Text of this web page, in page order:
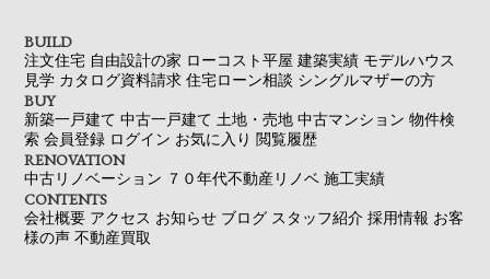
BUILD
注文住宅 自由設計の家 ローコスト平屋 建築実績 モデルハウス
見学 カタログ資料請求 住宅ローン相談 シングルマザーの方
BUY
新築一戸建て 中古一戸建て 土地・売地 中古マンション 物件検
索 会員登録 ログイン お気に入り 閲覧履歴
RENOVATION
中古リノベーション ７０年代不動産リノベ 施工実績
CONTENTS
会社概要 アクセス お知らせ ブログ スタッフ紹介 採用情報 お客
様の声 不動産買取